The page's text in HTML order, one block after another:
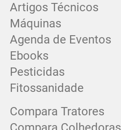
Artigos Técnicos
Máquinas
Agenda de Eventos
Ebooks
Pesticidas
Fitossanidade
Compara Tratores